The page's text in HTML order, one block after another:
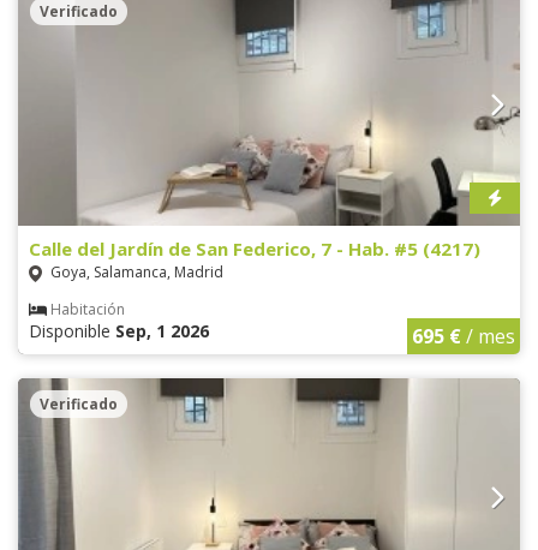
Verificado
Calle del Jardín de San Federico, 7 - Hab. #5 (4217)
Goya, Salamanca, Madrid
Habitación
Disponible Sep, 1 2026 695 €/ mes
Verificado